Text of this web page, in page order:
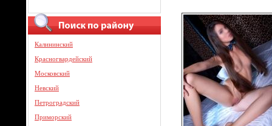
Калининский
Красногвардейский
Московский
Невский
Петроградский
Приморский